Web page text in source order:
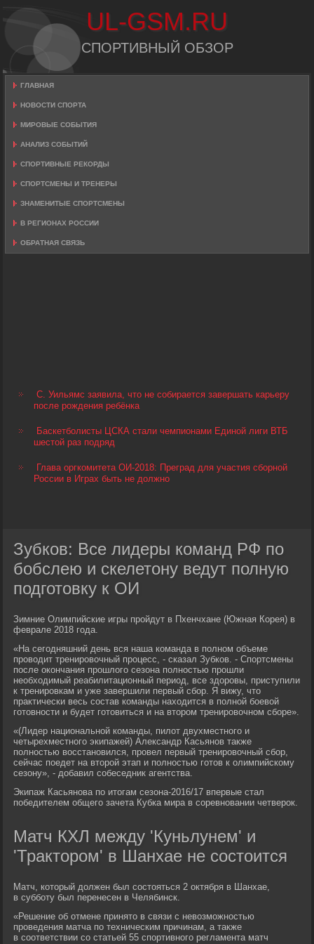
UL-GSM.RU
СПОРТИВНЫЙ ОБЗОР
ГЛАВНАЯ
НОВОСТИ СПОРТА
МИРОВЫЕ СОБЫТИЯ
АНАЛИЗ СОБЫТИЙ
СПОРТИВНЫЕ РЕКОРДЫ
СПОРТСМЕНЫ И ТРЕНЕРЫ
ЗНАМЕНИТЫЕ СПОРТСМЕНЫ
В РЕГИОНАХ РОССИИ
ОБРАТНАЯ СВЯЗЬ
С. Уильямс заявила, что не собирается завершать карьеру
после рождения ребёнка
Баскетболисты ЦСКА стали чемпионами Единой лиги ВТБ
шестой раз подряд
Глава оргкомитета ОИ-2018: Преград для участия сборной
России в Играх быть не должно
Зубков: Все лидеры команд РФ по
бобслею и скелетону ведут полную
подготовку к ОИ
Зимние Олимпийские игры пройдут в Пхенчхане (Южная Корея) в
феврале 2018 года.
«На сегодняшний день вся наша команда в полном объеме
проводит тренировочный процесс, - сказал Зубков. - Спортсмены
после окончания прошлого сезона полностью прошли
необходимый реабилитационный период, все здоровы, приступили
к тренировкам и уже завершили первый сбор. Я вижу, что
практически весь состав команды находится в полной боевой
готовности и будет готовиться и на втором тренировочном сборе».
«(Лидер национальной команды, пилот двухместного и
четырехместного экипажей) Александр Касьянов также
полностью восстановился, провел первый тренировочный сбор,
сейчас поедет на второй этап и полностью готов к олимпийскому
сезону», - добавил собеседник агентства.
Экипаж Касьянова по итогам сезона-2016/17 впервые стал
победителем общего зачета Кубка мира в соревновании четверок.
Матч КХЛ между 'Куньлунем' и
'Трактором' в Шанхае не состоится
Матч, который должен был состояться 2 октября в Шанхае,
в субботу был перенесен в Челябинск.
«Решение об отмене принято в связи с невозможностью
проведения матча по техническим причинам, а также
в соответствии со статьей 55 спортивного регламента матч